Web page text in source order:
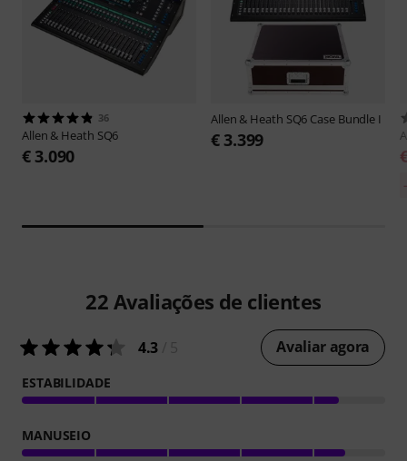
36
Allen & Heath SQ6
€ 3.090
Allen & Heath SQ6 Case Bundle I
€ 3.399
22 Avaliações de clientes
4.3 Avaliar agora
ESTABILIDADE
MANUSEIO